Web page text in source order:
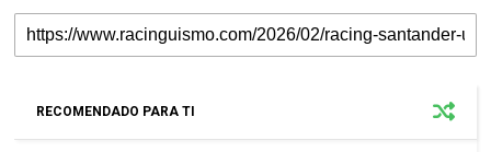
RECOMENDADO PARA TI